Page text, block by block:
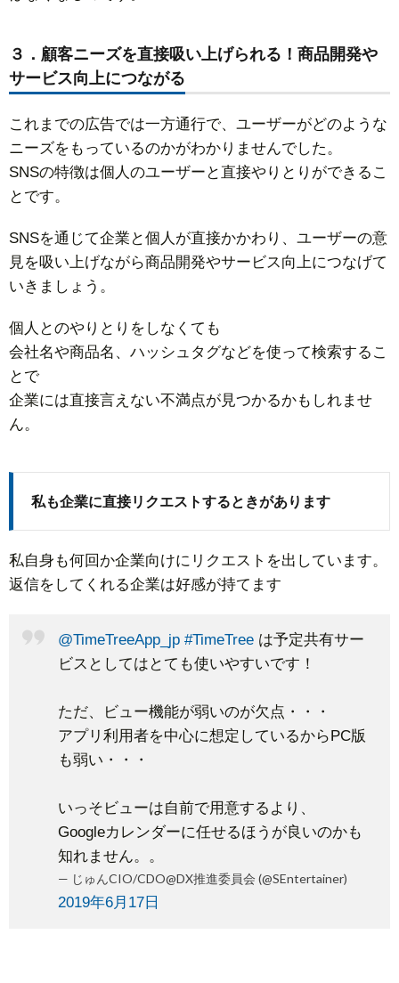
３．顧客ニーズを直接吸い上げられる！商品開発や
サービス向上につながる
これまでの広告では一方通行で、ユーザーがどのような
ニーズをもっているのかがわかりませんでした。
SNSの特徴は個人のユーザーと直接やりとりができるこ
とです。
SNSを通じて企業と個人が直接かかわり、ユーザーの意
見を吸い上げながら商品開発やサービス向上につなげて
いきましょう。
個人とのやりとりをしなくても
会社名や商品名、ハッシュタグなどを使って検索するこ
とで
企業には直接言えない不満点が見つかるかもしれませ
ん。
私も企業に直接リクエストするときがあります
私自身も何回か企業向けにリクエストを出しています。
返信をしてくれる企業は好感が持てます
@TimeTreeApp_jp #TimeTree は予定共有サー
ビスとしてはとても使いやすいです！
ただ、ビュー機能が弱いのが欠点・・・
アプリ利用者を中心に想定しているからPC版
も弱い・・・
いっそビューは自前で用意するより、
Googleカレンダーに任せるほうが良いのかも
知れません。。
— じゅんCIO/CDO@DX推進委員会 (@SEntertainer)
2019年6月17日